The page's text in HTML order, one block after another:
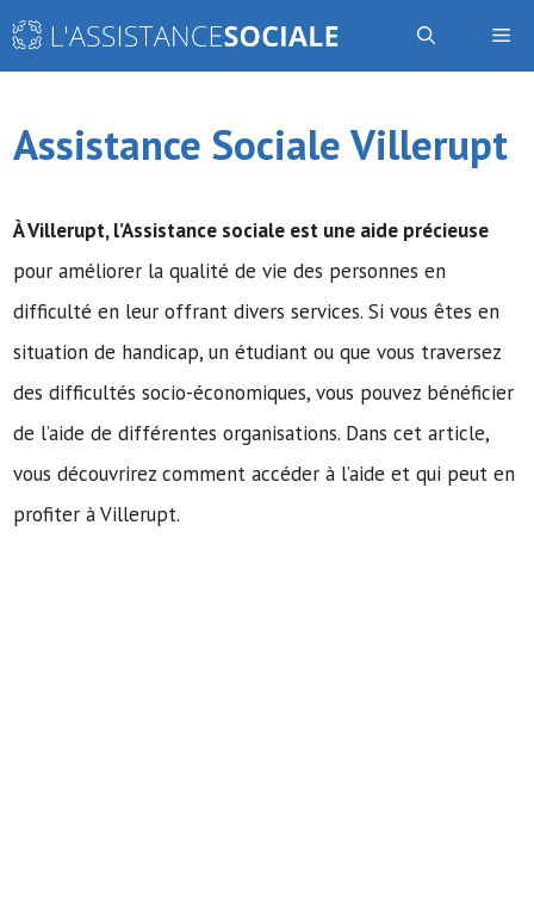
Aller
Assistance Sociale Villerupt
À Villerupt,l’Assistance sociale est une aide précieuse
pour améliorer la qualité de vie des personnes en
difficulté en leur offrant divers services. Si vous êtes en
situation de handicap, un étudiant ou que vous traversez
des difficultés socio-économiques, vous pouvez bénéficier
de l’aide de différentes organisations. Dans cet article,
vous découvrirez comment accéder à l’aide et qui peut en
profiter à Villerupt.